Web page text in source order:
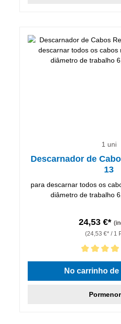
1 uni
Descarnador de
13
para descarnar todos os
diâmetro de trabalho
24,53 €*
(24,53 €* / 1
Classificação média de 5 de
No carrinho